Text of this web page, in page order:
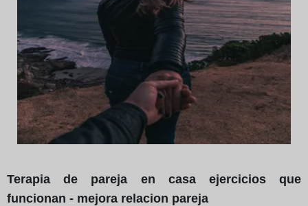
Terapia de pareja en casa ejercicios que
funcionan - mejora relacion pareja